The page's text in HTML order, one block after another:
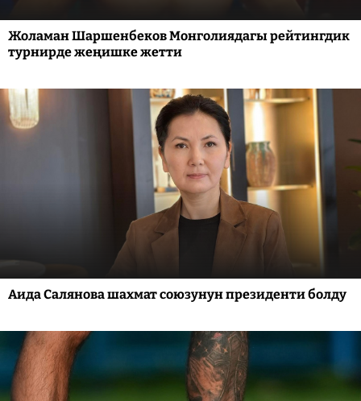
Жоламан Шаршенбеков Монголиядагы рейтингдик
турнирде жеңишке жетти
Аида Салянова шахмат союзунун президенти болду